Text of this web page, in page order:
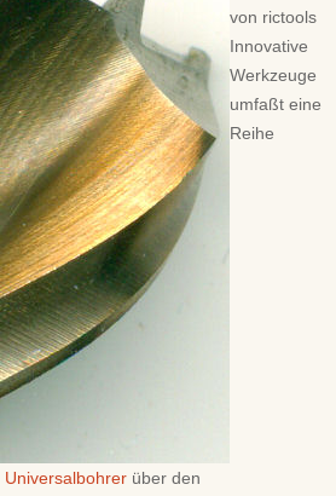
von rictools
Innovative
Werkzeuge
umfaßt eine
Reihe
Universalbohrer über den